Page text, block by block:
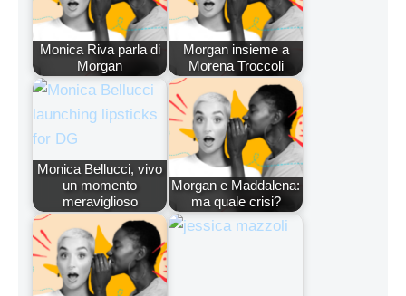
Monica Riva parla di
Morgan
Morgan insieme a
Morena Troccoli
Monica Bellucci, vivo
un momento
meraviglioso
Morgan e Maddalena:
ma quale crisi?